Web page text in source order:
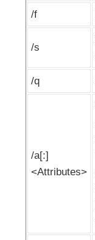
/f
/s
/q
/a[:]
<Attributes>